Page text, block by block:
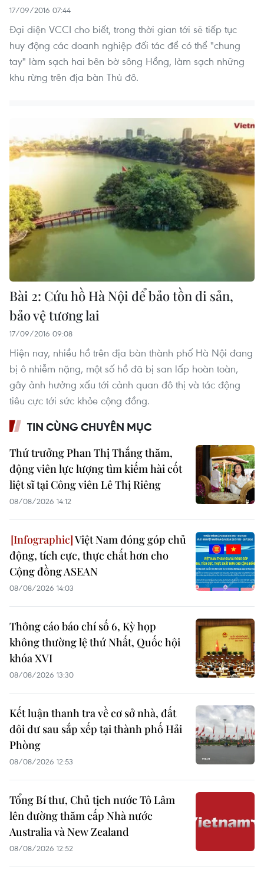
17/09/2016 07:44
Đại diện VCCI cho biết, trong thời gian tới sẽ tiếp tục
huy động các doanh nghiệp đối tác để có thể "chung
tay" làm sạch hai bên bờ sông Hồng, làm sạch những
khu rừng trên địa bàn Thủ đô.
Bài 2: Cứu hồ Hà Nội để bảo tồn di sản,
bảo vệ tương lai
17/09/2016 09:08
Hiện nay, nhiều hồ trên địa bàn thành phố Hà Nội đang
bị ô nhiễm nặng, một số hồ đã bị san lấp hoàn toàn,
gây ảnh hưởng xấu tới cảnh quan đô thị và tác động
tiêu cực tới sức khỏe cộng đồng.
TIN CÙNG CHUYÊN MỤC
Thứ trưởng Phan Thị Thắng thăm,
động viên lực lượng tìm kiếm hài cốt
liệt sĩ tại Công viên Lê Thị Riêng
08/08/2026 14:12
Việt Nam đóng góp chủ
động, tích cực, thực chất hơn cho
Cộng đồng ASEAN
08/08/2026 14:03
Thông cáo báo chí số 6, Kỳ họp
không thường lệ thứ Nhất, Quốc hội
khóa XVI
08/08/2026 13:30
Kết luận thanh tra về cơ sở nhà, đất
dôi dư sau sắp xếp tại thành phố Hải
Phòng
08/08/2026 12:53
Tổng Bí thư, Chủ tịch nước Tô Lâm
lên đường thăm cấp Nhà nước
Australia và New Zealand
08/08/2026 12:52